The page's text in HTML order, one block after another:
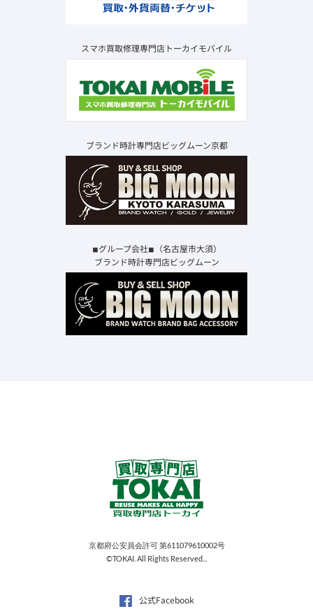
スマホ買取修理専門店トーカイモバイル
ブランド時計専門店ビッグムーン京都
◾︎グループ会社◾︎（名古屋市大須）
ブランド時計専門店ビッグムーン
京都府公安員会許可 第611079610002号
©TOKAI. All Rights Reserved...
公式Facebook